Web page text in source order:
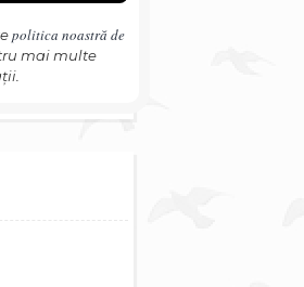
politica noastră de
mai multe